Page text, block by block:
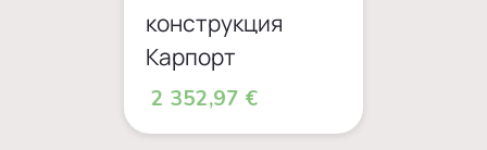
конструкция
Карпорт
2 352,97 €